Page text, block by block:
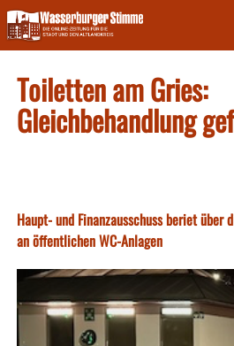
Skip
to
content
Toiletten am Gries:
Gleichbehandlung
Haupt- und Finanzausschuss beriet über
an öffentlichen WC-Anlagen